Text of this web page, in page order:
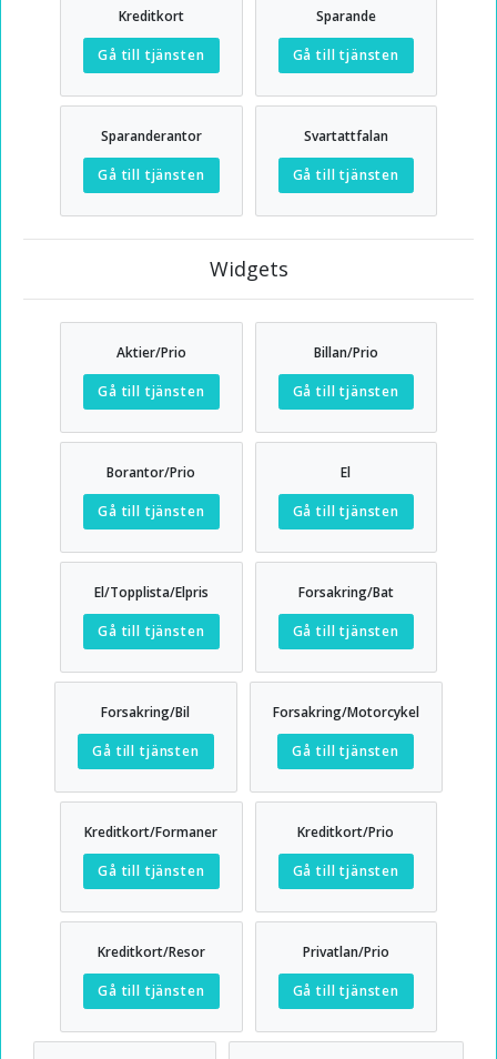
Kreditkort
Gå till tjänsten
Sparande
Gå till tjänsten
Sparanderantor
Gå till tjänsten
Svartattfalan
Gå till tjänsten
Widgets
Aktier/Prio
Gå till tjänsten
Billan/Prio
Gå till tjänsten
Borantor/Prio
Gå till tjänsten
El
Gå till tjänsten
El/Topplista/Elpris
Gå till tjänsten
Forsakring/Bat
Gå till tjänsten
Forsakring/Bil
Gå till tjänsten
Forsakring/Motorcykel
Gå till tjänsten
Kreditkort/Formaner
Gå till tjänsten
Kreditkort/Prio
Gå till tjänsten
Kreditkort/Resor
Gå till tjänsten
Privatlan/Prio
Gå till tjänsten